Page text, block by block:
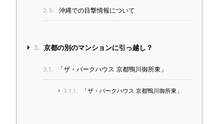
2.5. 沖縄での目撃情報について
3. 京都の別のマンションに引っ越し？
3.1. 「ザ・パークハウス 京都鴨川御所東」
3.1.1. 「ザ・パークハウス 京都鴨川御所東」